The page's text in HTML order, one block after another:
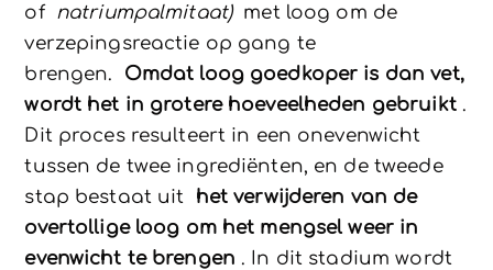
of natriumpalmitaat)met loog om de
verzepingsreactie op gang te
brengen. Omdat loog goedkoper is dan vet,
wordt het in grotere hoeveelheden gebruikt.
Dit proces resulteert in een onevenwicht
tussen de twee ingrediënten, en de tweede
stap bestaat uit het verwijderen van de
overtollige loog om het mengsel weer in
evenwicht te brengen . In dit stadium wordt